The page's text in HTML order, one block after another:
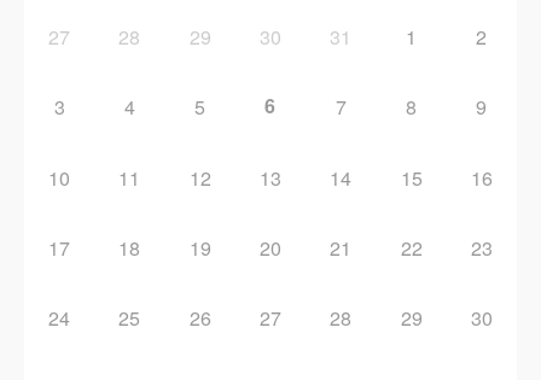
27 28 29 30 31 1 2
3 4 5 6 7 8 9
10 11 12 13 14 15 16
17 18 19 20 21 22 23
24 25 26 27 28 29 30